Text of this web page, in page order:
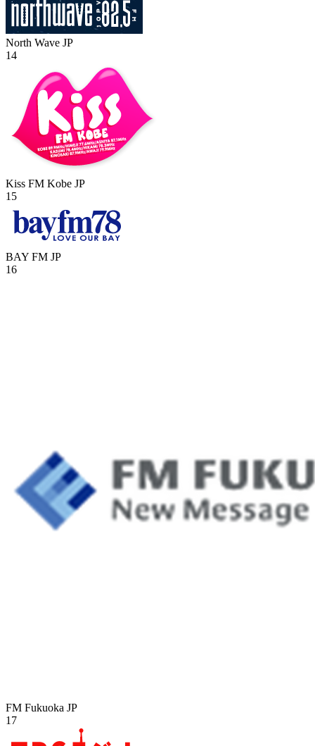
North Wave JP
14
Kiss FM Kobe JP
15
BAY FM JP
16
FM Fukuoka JP
17